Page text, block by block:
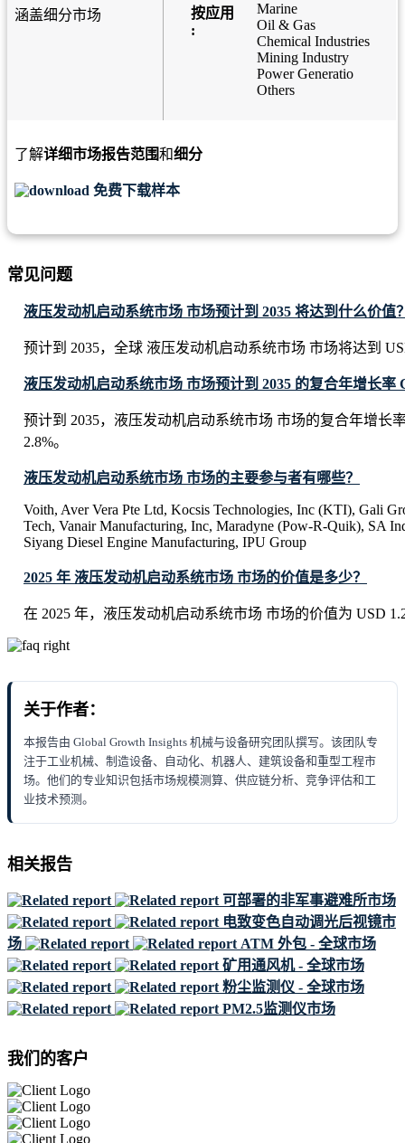
涵盖细分市场
按应用
:
Marine
Oil & Gas
Chemical Industries
Mining Industry
Power Generatio
Others
了解详细市场报告范围和细分
免费下载样本
常见问题
液压发动机启动系统市场 市场预计到 2035 将达到什么价值
预计到 2035，全球 液压发动机启动系统市场 市场将达到
液压发动机启动系统市场 市场预计到 2035 的复合年增长率
预计到 2035，液压发动机启动系统市场 市场的复合年增长
2.8%。
液压发动机启动系统市场 市场的主要参与者有哪些？
Voith, Aver Vera Pte Ltd, Kocsis Technologies, Inc (KTI), Gali
Tech, Vanair Manufacturing, Inc, Maradyne (Pow-R-Quik), SA
Siyang Diesel Engine Manufacturing, IPU Group
2025 年 液压发动机启动系统市场 市场的价值是多少？
在 2025 年，液压发动机启动系统市场 市场的价值为 USD
关于作者：
本报告由 Global Growth Insights 机械与设备研究团队撰写。该团队专
注于工业机械、制造设备、自动化、机器人、建筑设备和重型工程市
场。他们的专业知识包括市场规模测算、供应链分析、竞争评估和工
业技术预测。
相关报告
可部署的非军事避难所市场
电致变色自动调光后视镜市
场
ATM 外包 - 全球市场
矿用通风机 - 全球市场
粉尘监测仪 - 全球市场
PM2.5监测仪市场
我们的客户